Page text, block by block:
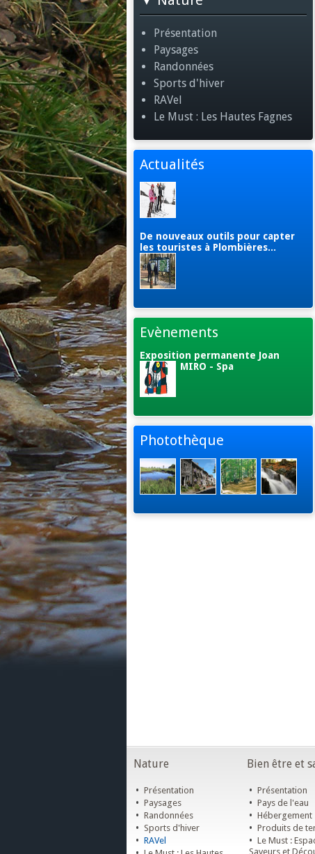
Présentation
Paysages
Randonnées
Sports d'hiver
RAVel
Le Must : Les Hautes Fagnes
Actualités
De nouveaux outils pour capter
les touristes à Plombières...
Evènements
Exposition permanente Joan
MIRO - Spa
Photothèque
Nature Bien être et
• Présentation
• Paysages
• Randonnées
• Sports d'hiver
• RAVel
• Présentation
• Pays de l'eau
• Hébergement
• Produits de
• Le Must :